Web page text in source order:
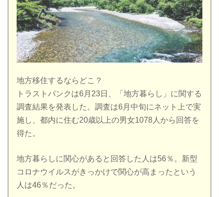
地方移住するならどこ？
トラストバンクは6月23日、「地方暮らし」に関する
調査結果を発表した。調査は6月中旬にネット上で実
施し、都内に住む20歳以上の男女1078人から回答を
得た。
地方暮らしに関心があると回答した人は56％。新型
コロナウイルスがきっかけで関心が高まったという
人は46％だった。